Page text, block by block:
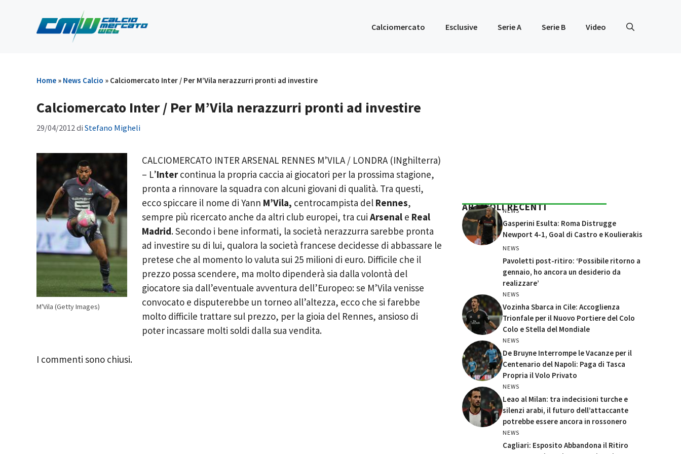
contenuto
Calciomercato Esclusive Serie A Serie B Video
Home » News Calcio » Calciomercato Inter / Per M’Vila nerazzurri pronti ad investire
Calciomercato Inter / Per M’Vila nerazzurri pronti ad investire
29/04/2012di Stefano Migheli
M'Vila (Getty Images)
CALCIOMERCATO INTER ARSENAL RENNES M’VILA / LONDRA (INghilterra)
– L’Intercontinua la propria caccia ai giocatori per la prossima stagione,
pronta a rinnovare la squadra con alcuni giovani di qualità. Tra questi,
ecco spiccare il nome di Yann M’Vila, centrocampista del Rennes,
sempre più ricercato anche da altri club europei, tra cui Arsenale Real
Madrid. Secondo i bene informati, la società nerazzurra sarebbe pronta
ad investire su di lui, qualora la società francese decidesse di abbassare le
pretese che al momento lo valuta sui 25 milioni di euro. Difficile che il
prezzo possa scendere, ma molto dipenderà sia dalla volontà del
giocatore sia dall’eventuale avventura dell’Europeo: se M’Vila venisse
convocato e disputerebbe un torneo all’altezza, ecco che si farebbe
molto difficile trattare sul prezzo, per la gioia del Rennes, ansioso di
poter incassare molti soldi dalla sua vendita.
I commenti sono chiusi.
ARTICOLI RECENTI
NEWS
Gasperini Esulta: Roma Distrugge
Newport 4-1, Goal di Castro e Koulierakis
NEWS
Pavoletti post-ritiro: ‘Possibile ritorno a
gennaio, ho ancora un desiderio da
realizzare’
NEWS
Vozinha Sbarca in Cile: Accoglienza
Trionfale per il Nuovo Portiere del Colo
Colo e Stella del Mondiale
NEWS
De Bruyne Interrompe le Vacanze per il
Centenario del Napoli: Paga di Tasca
Propria il Volo Privato
NEWS
Leao al Milan: tra indecisioni turche e
silenzi arabi, il futuro dell’attaccante
potrebbe essere ancora in rossonero
NEWS
Cagliari: Esposito Abbandona il Ritiro